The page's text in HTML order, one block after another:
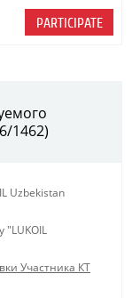
PARTICIPATE
1462)
Uzbekistan
"LUKOIL
Участника КТ